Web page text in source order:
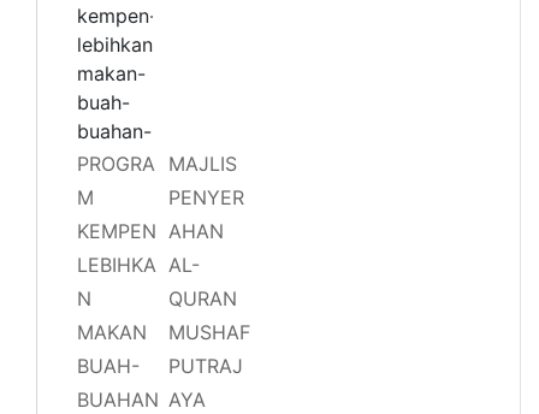
PROGRA
M
KEMPEN
LEBIHKA
N
MAKAN
BUAH-
BUAHAN
MAJLIS
PENYER
AHAN
AL-
QURAN
MUSHAF
PUTRAJ
AYA